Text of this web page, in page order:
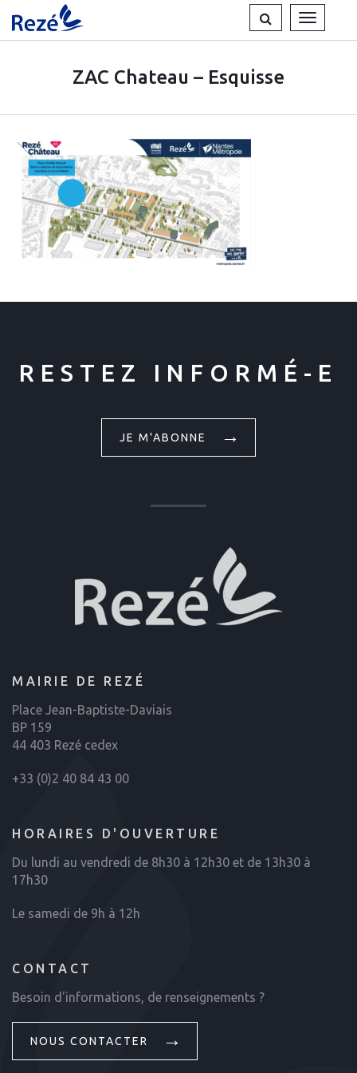
Gestion des traceurs
RECHERCHE
MENU
ZAC Chateau – Esquisse
RESTEZ INFORMÉ-E
JE M'ABONNE
MAIRIE DE REZÉ
Place Jean-Baptiste-Daviais
BP 159
44 403 Rezé cedex
+33 (0)2 40 84 43 00
HORAIRES D'OUVERTURE
Du lundi au vendredi de 8h30 à 12h30 et de 13h30 à
17h30
Le samedi de 9h à 12h
CONTACT
Besoin d'informations, de renseignements ?
NOUS CONTACTER